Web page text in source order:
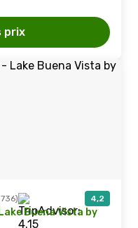
prix
736) 4,2
Buena Vista by